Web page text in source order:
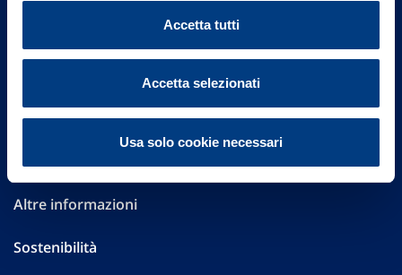
Accetta tutti
Accetta selezionati
Usa solo cookie necessari
Governance
Investor Relations
Altre informazioni
Sostenibilità